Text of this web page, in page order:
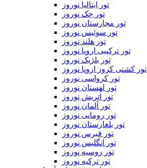
تور ایتالیا نوروز
تور چک نوروز
تور مجارستان نوروز
تور سوئیس نوروز
تور هلند نوروز
تور ترکیبی اروپا نوروز
تور بلژیک نوروز
تور کشتی کروز اروپا نوروز
تور کرواسی نوروز
تور لهستان نوروز
تور اتریش نوروز
تور آلمان نوروز
تور رومانی نوروز
تور بلغارستان نوروز
تور قبرس نوروز
تور انگلیس نوروز
تور روسیه نوروز
تور ترکیه نوروز